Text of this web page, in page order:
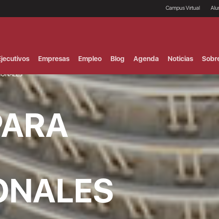
Campus Virtual
Empresas Empleo Blog Agenda Noticias